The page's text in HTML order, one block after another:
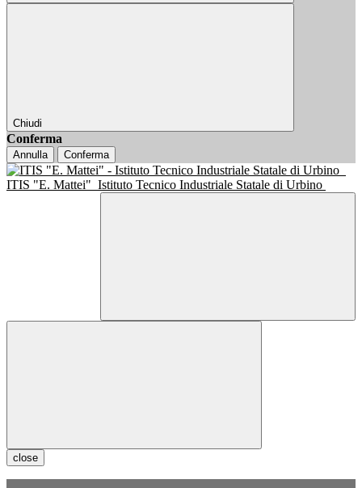
Chiudi
Conferma
Annulla Conferma
ITIS "E. Mattei" Istituto Tecnico Industriale Statale di Urbino
close